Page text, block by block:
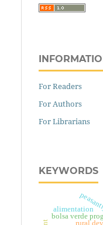
For Readers
For Authors
For Librarians
KEYWORDS
rural
bolsa verde
alimentation